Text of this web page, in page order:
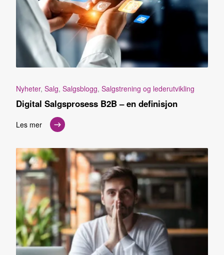
Nyheter, Salg, Salgsblogg, Salgstrening og lederutvikling
Digital Salgsprosess B2B – en definisjon
Les mer